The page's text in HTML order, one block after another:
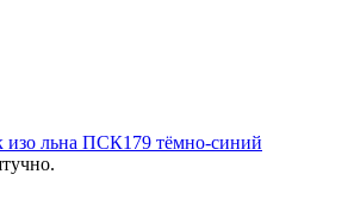
льна ПСК179 тёмно-синий